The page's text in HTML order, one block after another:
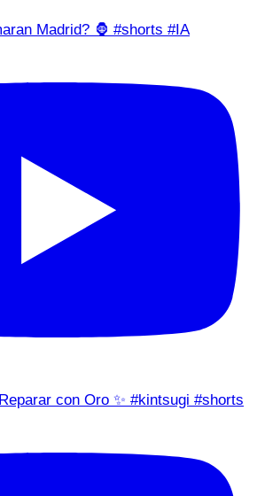
Madrid? 🦍 #shorts #IA
con Oro ✨ #kintsugi #shorts